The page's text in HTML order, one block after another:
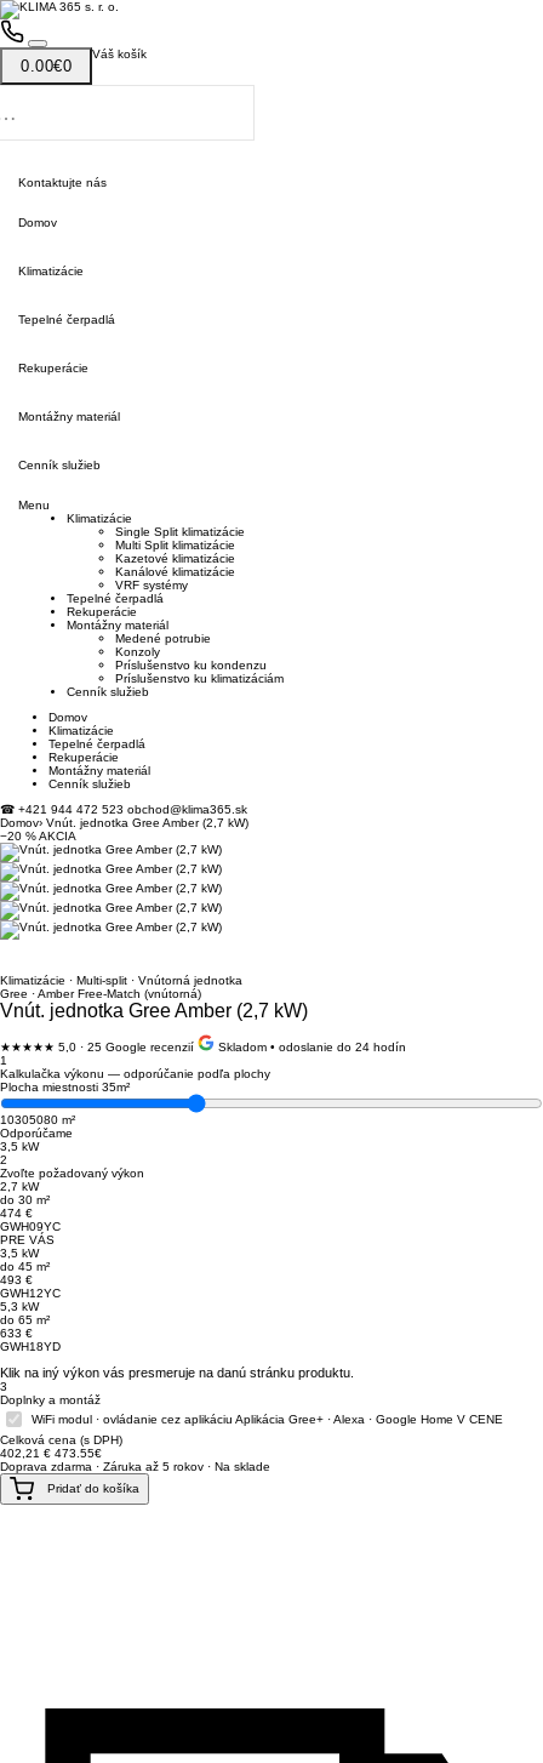
Váš košík
0.00€0
Kontaktujte nás
Domov
Klimatizácie
Tepelné čerpadlá
Rekuperácie
Montážny materiál
Cenník služieb
Menu
Klimatizácie
Single Split klimatizácie
Multi Split klimatizácie
Kazetové klimatizácie
Kanálové klimatizácie
VRF systémy
Tepelné čerpadlá
Rekuperácie
Montážny materiál
Medené potrubie
Konzoly
Príslušenstvo ku kondenzu
Príslušenstvo ku klimatizáciám
Cenník služieb
Domov
Klimatizácie
Tepelné čerpadlá
Rekuperácie
Montážny materiál
Cenník služieb
☎ +421 944 472 523 obchod@klima365.sk
Domov› Vnút. jednotka Gree Amber (2,7 kW)
−20 % AKCIA
Klimatizácie · Multi-split · Vnútorná jednotka
Gree · Amber Free-Match (vnútorná)
Vnút. jednotka Gree Amber (2,7 kW)
★★★★★ 5,0 · 25 Google recenzií
Skladom • odoslanie do 24 hodín
1
Kalkulačka výkonu — odporúčanie podľa plochy
Plocha miestnosti 35m²
10305080 m²
Odporúčame
3,5 kW
2
Zvoľte požadovaný výkon
2,7 kW
do 30 m²
474 €
GWH09YC
PRE VÁS
3,5 kW
do 45 m²
493 €
GWH12YC
5,3 kW
do 65 m²
633 €
GWH18YD
Klik na iný výkon vás presmeruje na danú stránku produktu.
3
Doplnky a montáž
WiFi modul · ovládanie cez aplikáciu Aplikácia Gree+ · Alexa · Google Home V CENE
Celková cena (s DPH)
402,21 € 473.55€
Doprava zdarma · Záruka až 5 rokov · Na sklade
Pridať do košíka